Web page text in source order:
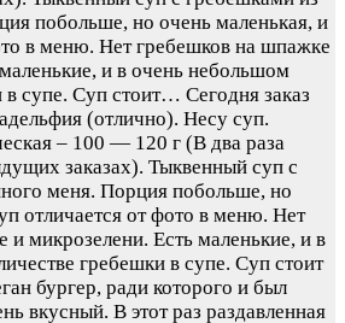
побольше, но очень маленькая, и
в меню. Нет гребешков на шпажке
и в очень небольшом
в супе. Суп стоит… Сегодня заказ
(отлично). Несу суп.
– 100 — 120 г (В два раза
заказах). Тыквенный суп с
меня. Порция побольше, но
отличается от фото в меню. Нет
микрозелени. Есть маленькие, и в
гребешки в супе. Суп стоит
бургер, ради которого и был
вкусный. В этот раз раздавленная